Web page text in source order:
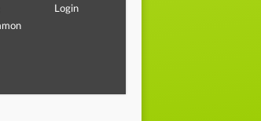
Login